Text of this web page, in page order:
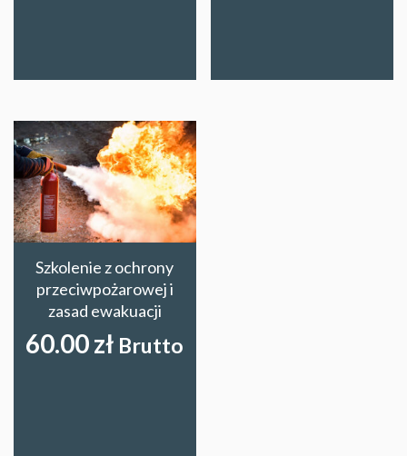
Szkolenie z ochrony
przeciwpożarowej i
zasad ewakuacji
60.00zł Brutto